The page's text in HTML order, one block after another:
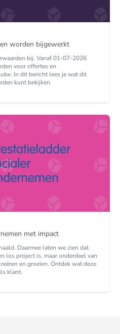
worden bijgewerkt
bij. Vanaf 01-07-2026
voor offertes en
In dit bericht lees je wat dit
kunt bekijken.
met impact
Daarmee laten we zien dat
los project is, maar onderdeel van
en groeien. Ontdek wat deze
klant.